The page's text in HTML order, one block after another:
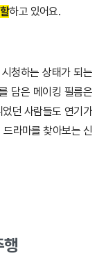
하고 있어요.
청하는 상태가 되는
담은 메이킹 필름은
던 사람들도 연기가
라마를 찾아보는 신